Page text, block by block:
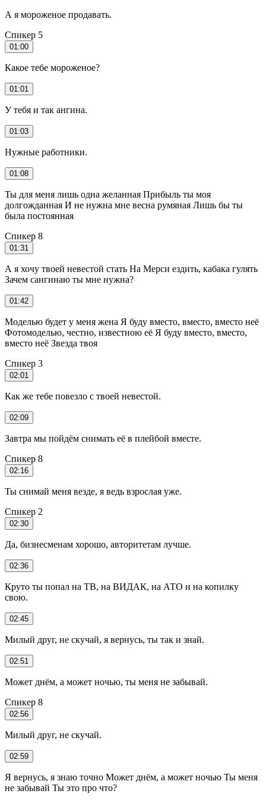
А я мороженое продавать.
Спикер 5
01:00
Какое тебе мороженое?
01:01
У тебя и так ангина.
01:03
Нужные работники.
01:08
Ты для меня лишь одна желанная Прибыль ты моя
долгожданная И не нужна мне весна румяная Лишь бы ты
была постоянная
Спикер 8
01:31
А я хочу твоей невестой стать На Мерси ездить, кабака гулять
Зачем сангинаю ты мне нужна?
01:42
Моделью будет у меня жена Я буду вместо, вместо, вместо неё
Фотомоделью, честно, известною её Я буду вместо, вместо,
вместо неё Звезда твоя
Спикер 3
02:01
Как же тебе повезло с твоей невестой.
02:09
Завтра мы пойдём снимать её в плейбой вместе.
Спикер 8
02:16
Ты снимай меня везде, я ведь взрослая уже.
Спикер 2
02:30
Да, бизнесменам хорошо, авторитетам лучше.
02:36
Круто ты попал на ТВ, на ВИДАК, на АТО и на копилку
свою.
02:45
Милый друг, не скучай, я вернусь, ты так и знай.
02:51
Может днём, а может ночью, ты меня не забывай.
Спикер 8
02:56
Милый друг, не скучай.
02:59
Я вернусь, я знаю точно Может днём, а может ночью Ты меня
не забывай Ты это про что?